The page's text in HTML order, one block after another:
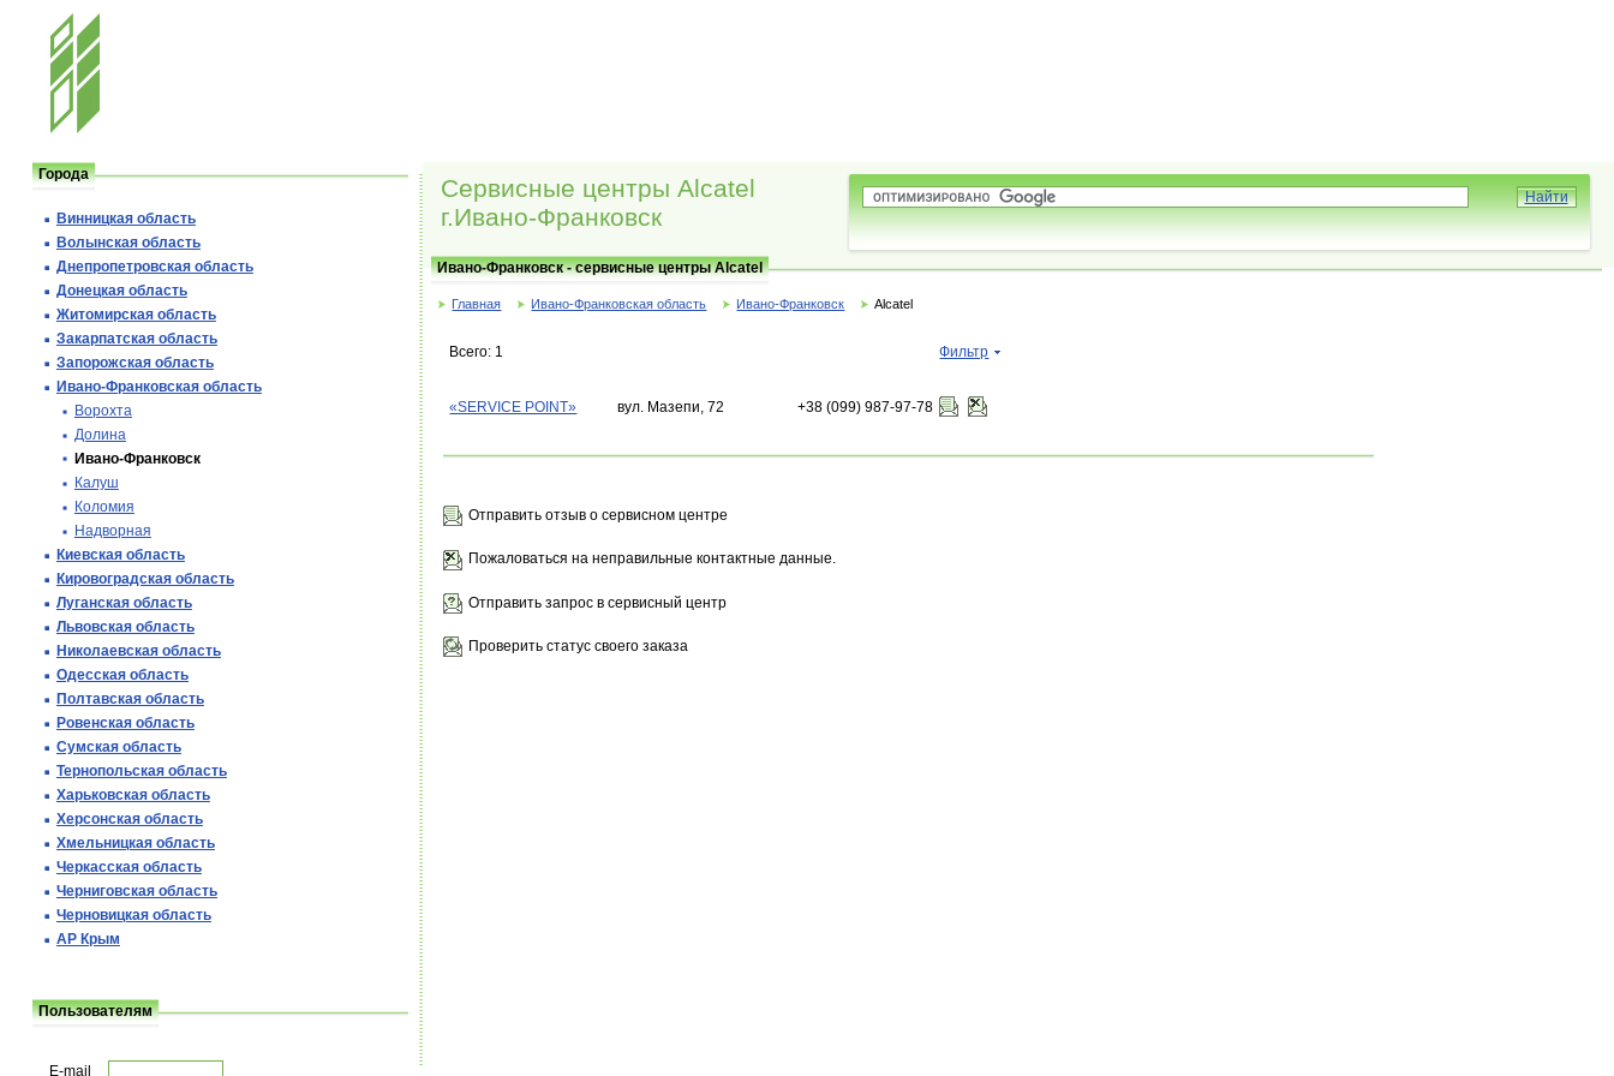
Сервисные центры Alcatel
г.Ивано-Франковск
Ивано-Франковск - сервисные центры Alcatel
Главная Ивано-Франковская область Ивано-Франковск Alcatel
Всего: 1 Фильтр
«SERVICE POINT» вул. Мазепи, 72 +38 (099) 987-97-78
Отправить отзыв о сервисном центре
Пожаловаться на неправильные контактные данные.
Отправить запрос в сервисный центр
Проверить статус своего заказа
Города
Винницкая область
Волынская область
Днепропетровская область
Донецкая область
Житомирская область
Закарпатская область
Запорожская область
Ивано-Франковская область
Ворохта
Долина
Ивано-Франковск
Калуш
Коломия
Надворная
Киевская область
Кировоградская область
Луганская область
Львовская область
Николаевская область
Одесская область
Полтавская область
Ровенская область
Сумская область
Тернопольская область
Харьковская область
Херсонская область
Хмельницкая область
Черкасская область
Черниговская область
Черновицкая область
АР Крым
Пользователям
E-mail